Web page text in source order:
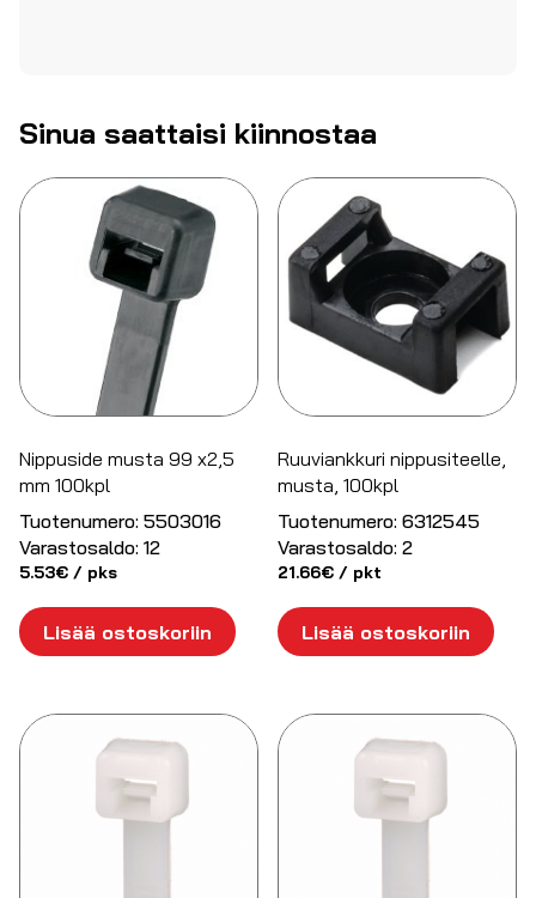
Sinua saattaisi kiinnostaa
Nippuside musta 99 x2,5
mm 100kpl
Tuotenumero: 5503016
Varastosaldo: 12
5.53€ / pks
Lisää ostoskoriin
Ruuviankkuri nippusiteelle,
musta, 100kpl
Tuotenumero: 6312545
Varastosaldo: 2
21.66€ / pkt
Lisää ostoskoriin